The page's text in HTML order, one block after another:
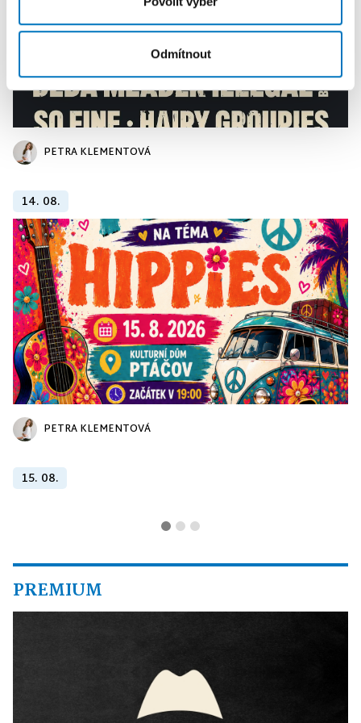
Odmítnout
PETRA KLEMENTOVÁ
14. 08.
PETRA KLEMENTOVÁ
15. 08.
PREMIUM